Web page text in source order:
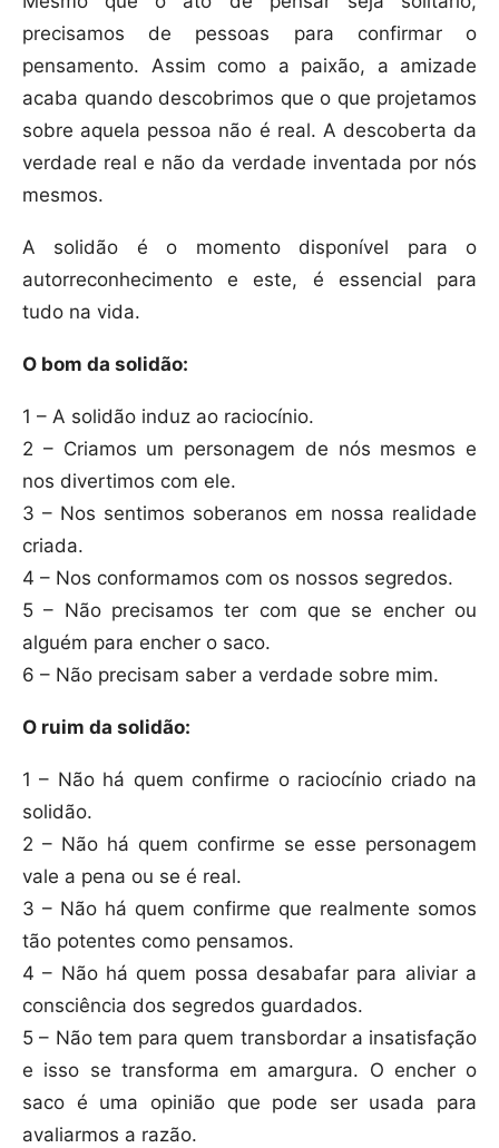
precisamos de pessoas para confirmar o
pensamento. Assim como a paixão, a amizade
acaba quando descobrimos que o que projetamos
sobre aquela pessoa não é real. A descoberta da
verdade real e não da verdade inventada por nós
mesmos.
A solidão é o momento disponível para o
autorreconhecimento e este, é essencial para
tudo na vida.
O bom da solidão:
1 – A solidão induz ao raciocínio.
2 – Criamos um personagem de nós mesmos e
nos divertimos com ele.
3 – Nos sentimos soberanos em nossa realidade
criada.
4 – Nos conformamos com os nossos segredos.
5 – Não precisamos ter com que se encher ou
alguém para encher o saco.
6 – Não precisam saber a verdade sobre mim.
O ruim da solidão:
1 – Não há quem confirme o raciocínio criado na
solidão.
2 – Não há quem confirme se esse personagem
vale a pena ou se é real.
3 – Não há quem confirme que realmente somos
tão potentes como pensamos.
4 – Não há quem possa desabafar para aliviar a
consciência dos segredos guardados.
5 – Não tem para quem transbordar a insatisfação
e isso se transforma em amargura. O encher o
saco é uma opinião que pode ser usada para
avaliarmos a razão.